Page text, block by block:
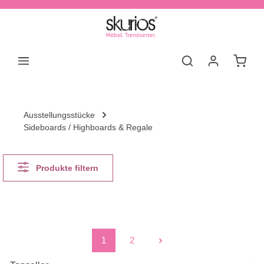
Zum Hauptinhalt springen
Ausstellungsstücke
Sideboards / Highboards & Regale
Produkte filtern
Seite
1
Seite
2